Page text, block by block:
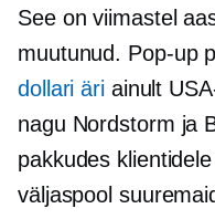
See on viimastel
muutunud. Pop-up
dollari äriainult
nagu Nordstorm ja
pakkudes
väljaspool